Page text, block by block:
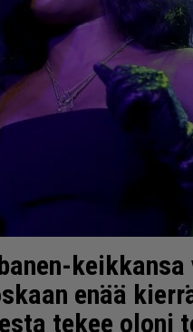
keikkansa
enää
tekee oloni